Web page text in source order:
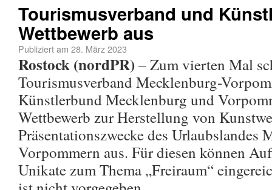
Tourismusverband und
Wettbewerb aus
Publiziert am 28. März 2023
Rostock (nordPR)– Zum vierten Mal
Tourismusverband Mecklenburg-
Künstlerbund Mecklenburg und
Wettbewerb zur Herstellung von
Präsentationszwecke des Urlaubslandes
Vorpommern aus. Für diesen können
Unikate zum Thema „Freiraum“